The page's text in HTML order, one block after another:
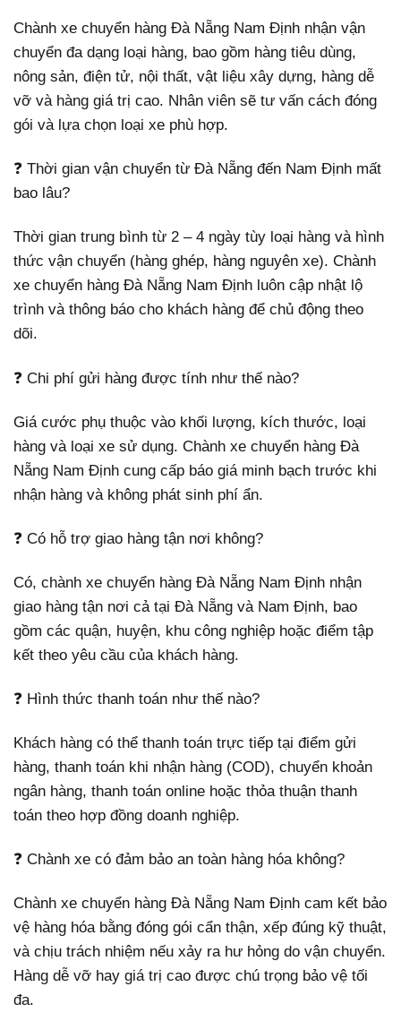
Chành xe chuyển hàng Đà Nẵng Nam Định nhận vận
chuyển đa dạng loại hàng, bao gồm hàng tiêu dùng,
nông sản, điện tử, nội thất, vật liệu xây dựng, hàng dễ
vỡ và hàng giá trị cao. Nhân viên sẽ tư vấn cách đóng
gói và lựa chọn loại xe phù hợp.
❓ Thời gian vận chuyển từ Đà Nẵng đến Nam Định mất
bao lâu?
Thời gian trung bình từ 2 – 4 ngày tùy loại hàng và hình
thức vận chuyển (hàng ghép, hàng nguyên xe). Chành
xe chuyển hàng Đà Nẵng Nam Định luôn cập nhật lộ
trình và thông báo cho khách hàng để chủ động theo
dõi.
❓ Chi phí gửi hàng được tính như thế nào?
Giá cước phụ thuộc vào khối lượng, kích thước, loại
hàng và loại xe sử dụng. Chành xe chuyển hàng Đà
Nẵng Nam Định cung cấp báo giá minh bạch trước khi
nhận hàng và không phát sinh phí ẩn.
❓ Có hỗ trợ giao hàng tận nơi không?
Có, chành xe chuyển hàng Đà Nẵng Nam Định nhận
giao hàng tận nơi cả tại Đà Nẵng và Nam Định, bao
gồm các quận, huyện, khu công nghiệp hoặc điểm tập
kết theo yêu cầu của khách hàng.
❓ Hình thức thanh toán như thế nào?
Khách hàng có thể thanh toán trực tiếp tại điểm gửi
hàng, thanh toán khi nhận hàng (COD), chuyển khoản
ngân hàng, thanh toán online hoặc thỏa thuận thanh
toán theo hợp đồng doanh nghiệp.
❓ Chành xe có đảm bảo an toàn hàng hóa không?
Chành xe chuyển hàng Đà Nẵng Nam Định cam kết bảo
vệ hàng hóa bằng đóng gói cẩn thận, xếp đúng kỹ thuật,
và chịu trách nhiệm nếu xảy ra hư hỏng do vận chuyển.
Hàng dễ vỡ hay giá trị cao được chú trọng bảo vệ tối
đa.